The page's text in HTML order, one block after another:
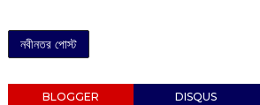
নবীনতর পোস্ট
BLOGGER DISQUS